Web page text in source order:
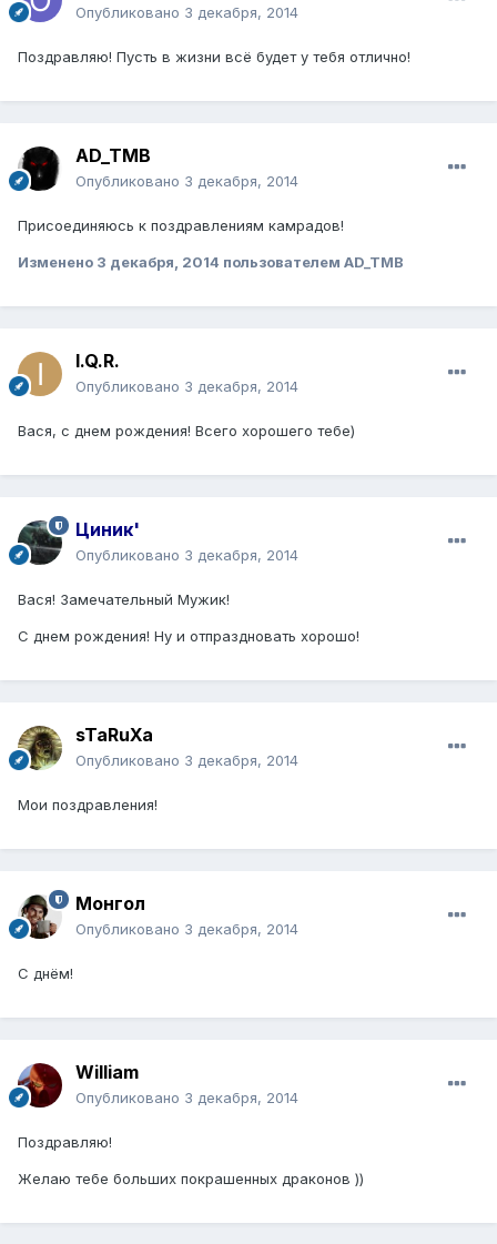
Опубликовано 3 декабря, 2014
Поздравляю! Пусть в жизни всё будет у тебя отлично!
AD_TMB
Опубликовано 3 декабря, 2014
Присоединяюсь к поздравлениям камрадов!
Изменено 3 декабря, 2014 пользователем AD_TMB
I.Q.R.
Опубликовано 3 декабря, 2014
Вася, с днем рождения! Всего хорошего тебе)
Циник'
Опубликовано 3 декабря, 2014
Вася! Замечательный Мужик!
С днем рождения! Ну и отпраздновать хорошо!
sTaRuXa
Опубликовано 3 декабря, 2014
Мои поздравления!
Монгол
Опубликовано 3 декабря, 2014
С днём!
William
Опубликовано 3 декабря, 2014
Поздравляю!
Желаю тебе больших покрашенных драконов ))